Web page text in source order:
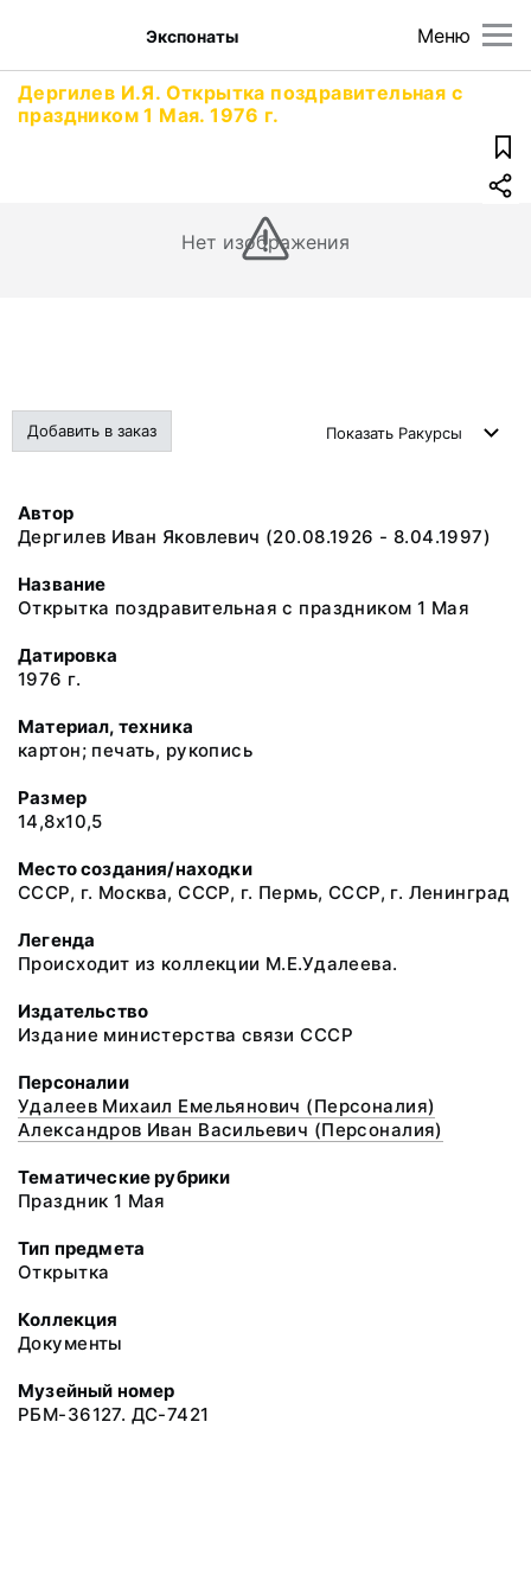
Меню
Экспонаты
Дергилев И.Я. Открытка поздравительная с
праздником 1 Мая. 1976 г.
Нет изображения
Добавить в заказ Показать Ракурсы
Автор
Дергилев Иван Яковлевич (20.08.1926 - 8.04.1997)
Название
Открытка поздравительная с праздником 1 Мая
Датировка
1976 г.
Материал, техника
картон; печать, рукопись
Размер
14,8х10,5
Место создания/находки
СССР, г. Москва, СССР, г. Пермь, СССР, г. Ленинград
Легенда
Происходит из коллекции М.Е.Удалеева.
Издательство
Издание министерства связи СССР
Персоналии
Удалеев Михаил Емельянович (Персоналия)
Александров Иван Васильевич (Персоналия)
Тематические рубрики
Праздник 1 Мая
Тип предмета
Открытка
Коллекция
Документы
Музейный номер
РБМ-36127. ДС-7421